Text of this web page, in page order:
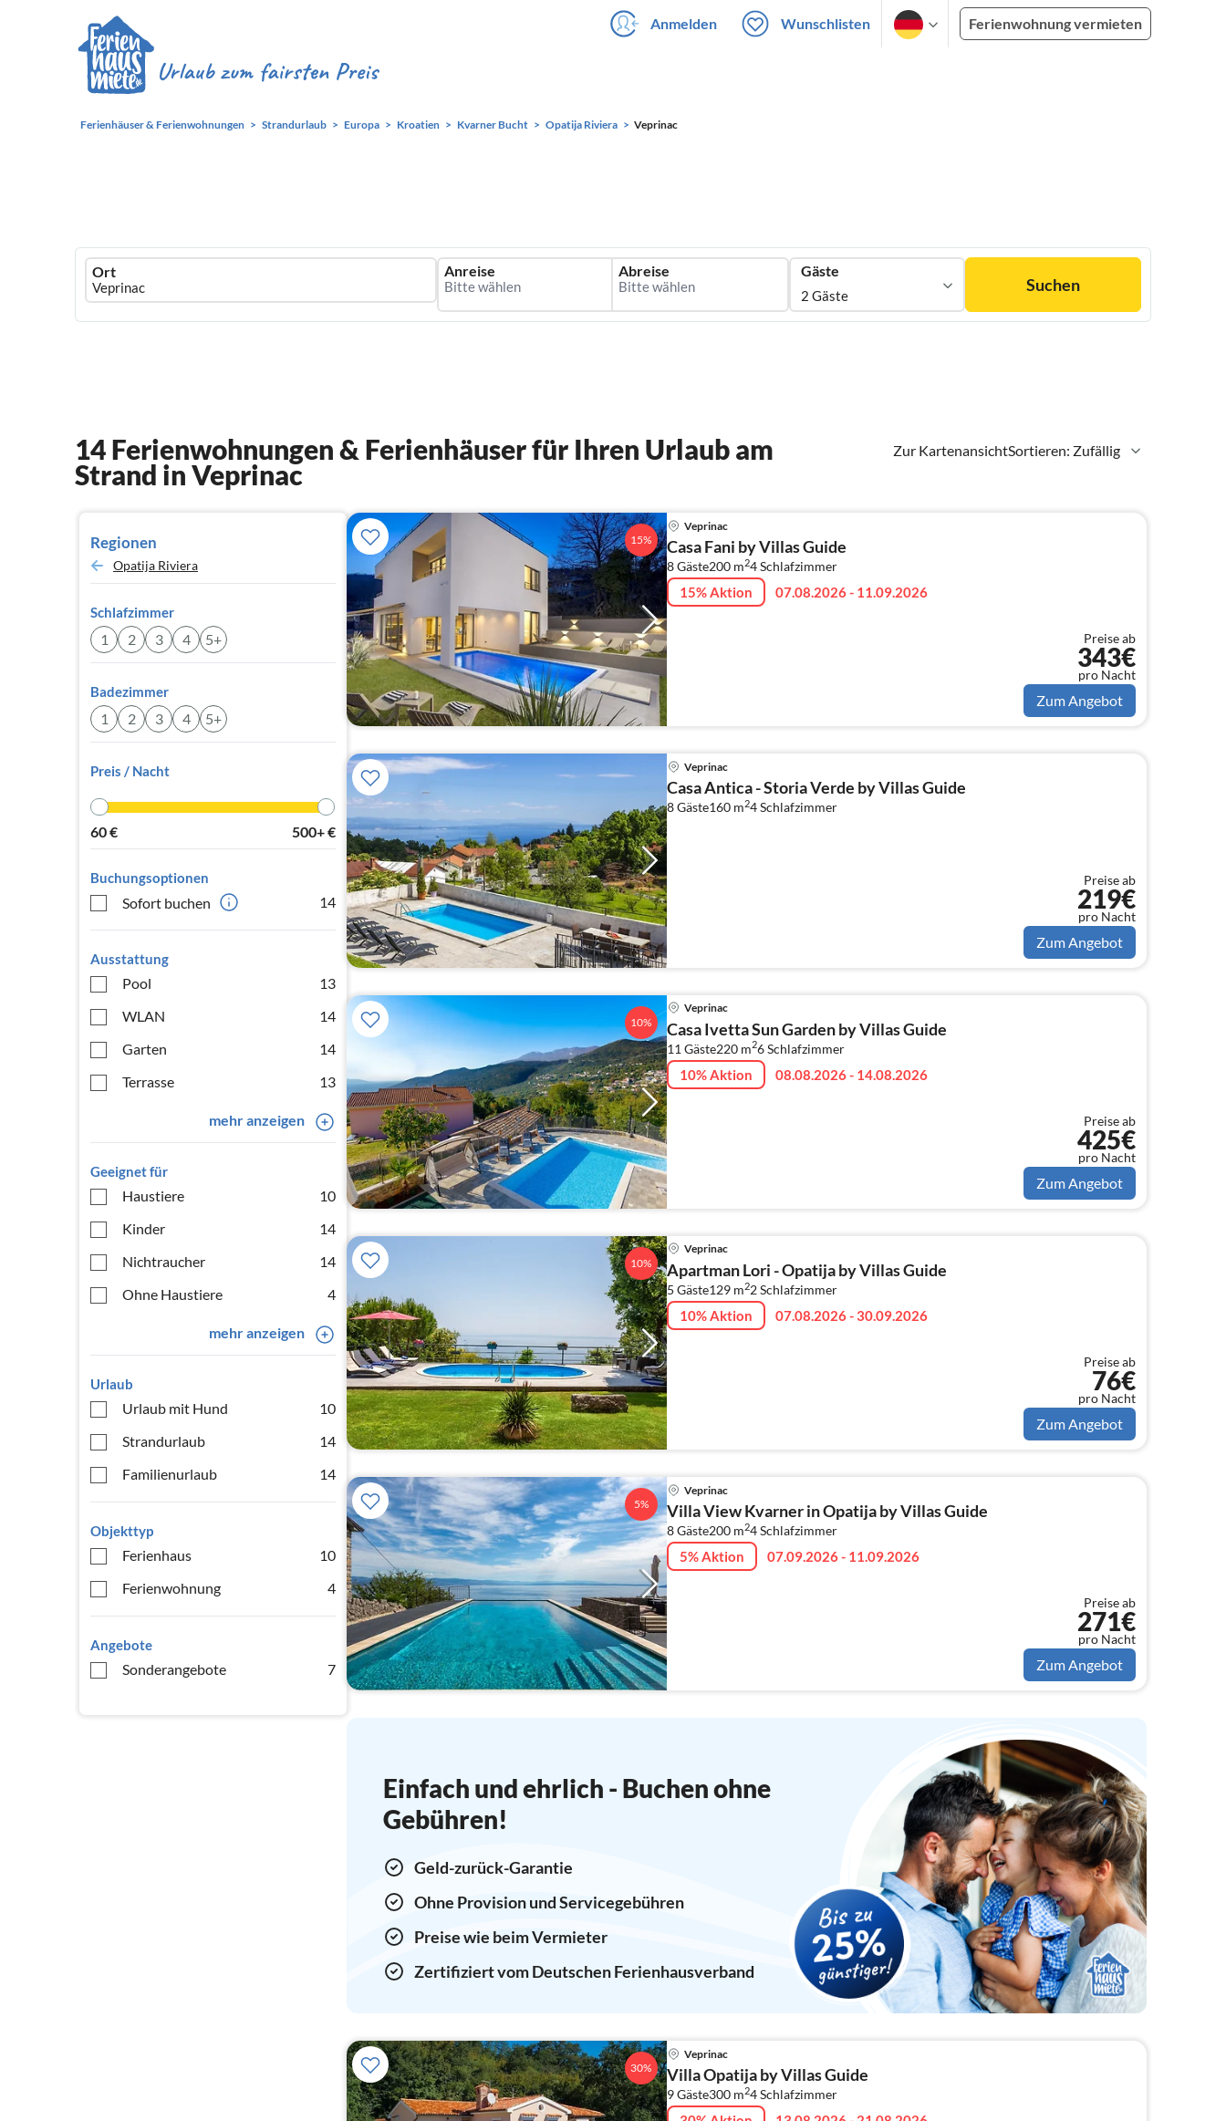
Anmelden Wunschlisten Ferienwohnung vermieten
Ferienhäuser & Ferienwohnungen Strandurlaub Europa Kroatien Kvarner Bucht Opatija Riviera Veprinac
Ferienhausmiete
logo
Ort Anreise Abreise Gäste
2 Gäste
Suchen
Zur KartenansichtSortieren: Zufällig
14 Ferienwohnungen & Ferienhäuser für Ihren Urlaub am
Strand in Veprinac
Regionen
Opatija Riviera
Schlafzimmer
1 2 3 4 5+
Badezimmer
1 2 3 4 5+
Preis / Nacht
60€ 500+€
Buchungsoptionen
Sofort buchen 14
Ausstattung
Pool
13
WLAN
14
Garten
14
Terrasse
13
mehr anzeigen
Geeignet für
Haustiere
10
Kinder
14
Nichtraucher
14
Ohne Haustiere
4
mehr anzeigen
Urlaub
Urlaub mit Hund
10
Strandurlaub
14
Familienurlaub
14
Objekttyp
Ferienhaus
10
Ferienwohnung
4
Angebote
Sonderangebote 7
15%
Veprinac
Casa Fani by Villas Guide
8 Gäste200 m24Schlafzimmer
15% Aktion 07.08.2026 - 11.09.2026
Preise ab
343€
pro Nacht
Zum Angebot
Veprinac
Casa Antica - Storia Verde by Villas Guide
8 Gäste160 m24Schlafzimmer
Preise ab
219€
pro Nacht
Zum Angebot
10%
Veprinac
Casa Ivetta Sun Garden by Villas Guide
11 Gäste220 m26Schlafzimmer
10% Aktion 08.08.2026 - 14.08.2026
Preise ab
425€
pro Nacht
Zum Angebot
10%
Veprinac
Apartman Lori - Opatija by Villas Guide
5 Gäste129 m22Schlafzimmer
10% Aktion 07.08.2026 - 30.09.2026
Preise ab
76€
pro Nacht
Zum Angebot
5%
Veprinac
Villa View Kvarner in Opatija by Villas Guide
8 Gäste200 m24Schlafzimmer
5% Aktion 07.09.2026 - 11.09.2026
Preise ab
271€
pro Nacht
Zum Angebot
Einfach und ehrlich - Buchen ohne
Gebühren!
Geld-zurück-Garantie
Ohne Provision und Servicegebühren
Preise wie beim Vermieter
Zertifiziert vom Deutschen Ferienhausverband
30%
Veprinac
Villa Opatija by Villas Guide
9 Gäste300 m24Schlafzimmer